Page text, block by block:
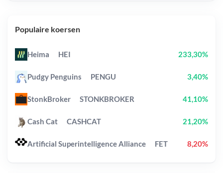
Populaire koersen
Heima HEI 233,30%
Pudgy Penguins PENGU 3,40%
StonkBroker STONKBROKER 41,10%
Cash Cat CASHCAT 21,20%
Artificial Superintelligence Alliance FET 8,20%